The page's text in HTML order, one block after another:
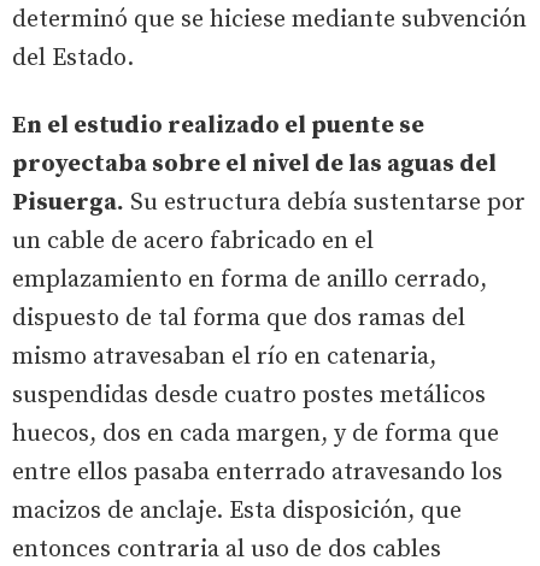
determinó que se hiciese mediante subvención
del Estado.
En el estudio realizado el puente se
proyectaba sobre el nivel de las aguas del
Pisuerga. Su estructura debía sustentarse por
un cable de acero fabricado en el
emplazamiento en forma de anillo cerrado,
dispuesto de tal forma que dos ramas del
mismo atravesaban el río en catenaria,
suspendidas desde cuatro postes metálicos
huecos, dos en cada margen, y de forma que
entre ellos pasaba enterrado atravesando los
macizos de anclaje. Esta disposición, que
entonces contraria al uso de dos cables